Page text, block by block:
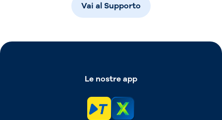
Vai al Supporto
Le nostre app